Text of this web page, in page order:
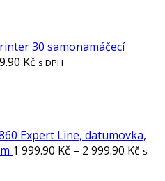
30 samonamáčecí
Kč s DPH
Expert Line, datumovka,
1 999.90 Kč – 2 999.90 Kč s